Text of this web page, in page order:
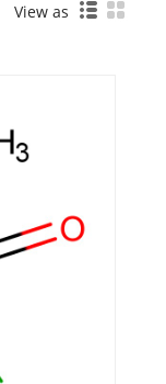
View as